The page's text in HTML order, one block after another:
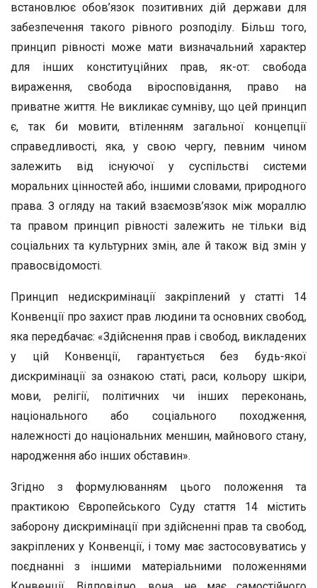
встановлює обов’язок позитивних дій держави для
забезпечення такого рівного розподілу. Більш того,
принцип рівності може мати визначальний характер
для інших конституційних прав, як-от: свобода
вираження, свобода віросповідання, право на
приватне життя. Не викликає сумніву, що цей принцип
є, так би мовити, втіленням загальної концепції
справедливості, яка, у свою чергу, певним чином
залежить від існуючої у суспільстві системи
моральних цінностей або, іншими словами, природного
права. З огляду на такий взаємозв’язок між мораллю
та правом принцип рівності залежить не тільки від
соціальних та культурних змін, але й також від змін у
правосвідомості.
Принцип недискримінації закріплений у статті 14
Конвенції про захист прав людини та основних свобод,
яка передбачає: «Здійснення прав і свобод, викладених
у цій Конвенції, гарантується без будь-якої
дискримінації за ознакою статі, раси, кольору шкіри,
мови, релігії, політичних чи інших переконань,
національного або соціального походження,
належності до національних меншин, майнового стану,
народження або інших обставин».
Згідно з формулюванням цього положення та
практикою Європейського Суду стаття 14 містить
заборону дискримінації при здійсненні прав та свобод,
закріплених у Конвенції, і тому має застосовуватись у
поєднанні з іншими матеріальними положеннями